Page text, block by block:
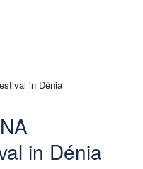
in Dénia